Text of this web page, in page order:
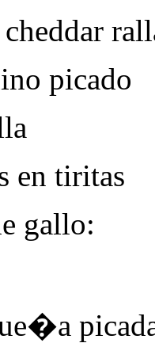
picado
en tiritas
gallo: